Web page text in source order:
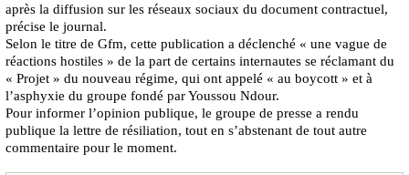
après la diffusion sur les réseaux sociaux du document contractuel,
précise le journal.
Selon le titre de Gfm, cette publication a déclenché « une vague de
réactions hostiles » de la part de certains internautes se réclamant du
« Projet » du nouveau régime, qui ont appelé « au boycott » et à
l’asphyxie du groupe fondé par Youssou Ndour.
Pour informer l’opinion publique, le groupe de presse a rendu
publique la lettre de résiliation, tout en s’abstenant de tout autre
commentaire pour le moment.